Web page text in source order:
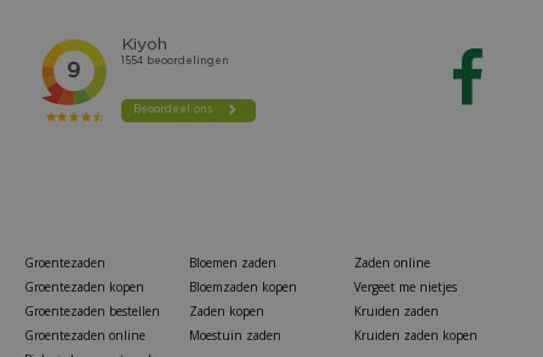
Groentezaden
Groentezaden kopen
Groentezaden bestellen
Groentezaden online
Bloemen zaden
Bloemzaden kopen
Zaden kopen
Moestuin zaden
Zaden online
Vergeet me nietjes
Kruiden zaden
Kruiden zaden kopen